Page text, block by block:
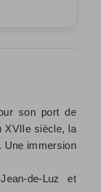
son port de
XVIIe siècle, la
Une immersion
de-Luz et